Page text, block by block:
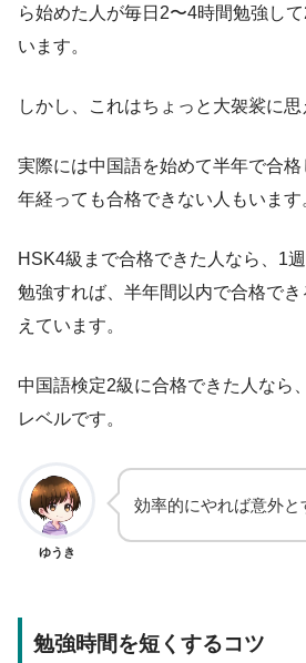
ら始めた人が毎日2〜4時間勉強し
います。
しかし、これはちょっと大袈裟に思
実際には中国語を始めて半年で合
年経っても合格できない人もいます
HSK4級まで合格できた人なら、1
勉強すれば、半年間以内で合格で
えています。
中国語検定2級に合格できた人なら
レベルです。
ゆうき
効率的にやれば意外と
勉強時間を短くするコツ